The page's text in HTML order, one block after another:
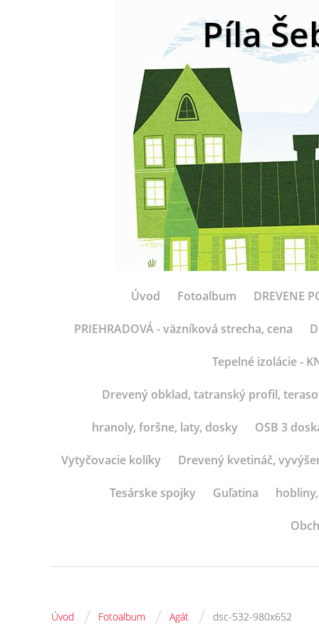
Píla
Úvod Fotoalbum DREVENE
PRIEHRADOVÁ - väzníková strecha, cena
Tepelné izolácie -
Drevený obklad, tatranský profil,
hranoly, foršne, laty, dosky OSB 3
Vytyčovacie kolíky Drevený kvetináč,
Tesárske spojky Guľatina
Úvod / Fotoalbum / Agát / dsc-532-980x652